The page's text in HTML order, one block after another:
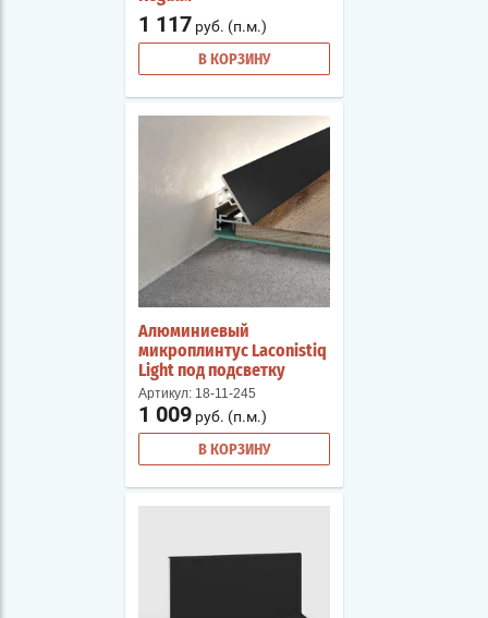
1 117 руб. (п.м.)
В КОРЗИНУ
Алюминиевый
микроплинтус Laconistiq
Light под подсветку
Артикул: 18-11-245
1 009 руб. (п.м.)
В КОРЗИНУ